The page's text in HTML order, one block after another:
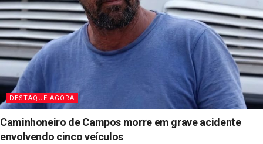
DESTAQUE AGORA
Caminhoneiro de Campos morre em grave acidente
envolvendo cinco veículos